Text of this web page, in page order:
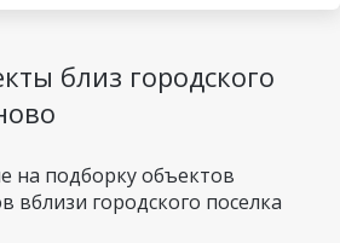
близ городского
на подборку объектов
вблизи городского поселка